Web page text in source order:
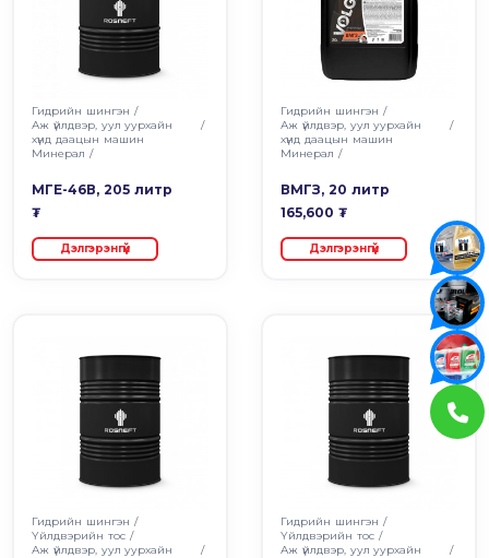
Гидрийн шингэн /
Аж үйлдвэр, уул уурхайн
хүнд даацын машин
/
Минерал /
МГЕ-46В, 205 литр
₮
Дэлгэрэнгүй
Гидрийн шингэн /
Аж үйлдвэр, уул уурхайн
хүнд даацын машин
/
Минерал /
ВМГЗ, 20 литр
165,600 ₮
Дэлгэрэнгүй
Гидрийн шингэн /
Үйлдвэрийн тос /
Аж үйлдвэр, уул уурхайн
/
Гидрийн шингэн /
Үйлдвэрийн тос /
Аж үйлдвэр, уул уурхайн
/